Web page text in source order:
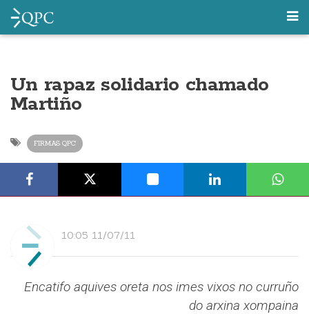
Un rapaz solidario chamado
Martiño
FIRMAS QPC
10:05 11/07/11
Encatifo aquives oreta nos imes vixos no curruño
do arxina xompaina